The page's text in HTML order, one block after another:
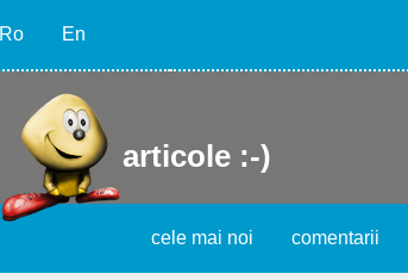
Ro En
articole :-)
cele mai noi comentarii